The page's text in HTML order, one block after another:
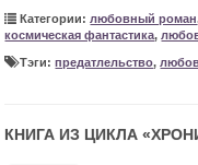
Категории: любовный роман
космическая фантастика,
Тэги:предатлельство,
КНИГА ИЗ ЦИКЛА «